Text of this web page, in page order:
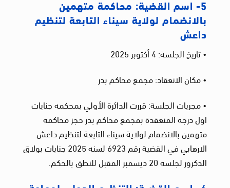
5- اسم القضية: محاكمة متهمين
بالانضمام لولاية سيناء التابعة لتنظيم
داعش
• تاريخ الجلسة: 4 أكتوبر 2025
• مكان الانعقاد: مجمع محاكم بدر
• مجريات الجلسة: قررت الدائرة الأولي بمحكمه جنايات
اول درجه المنعقدة بمجمع محاكم بدر حجز محاكمه
متهمين بالانضمام لولاية سيناء التابعة لتنظيم داعش
الارهابي في القضية رقم 6923 لسنه 2025 جنايات بولاق
الدكرور لجلسه 20 ديسمبر المقبل للنطق بالحكم.